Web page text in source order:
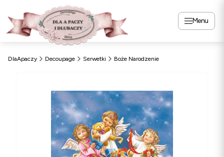
Menu
DlaApaczy Decoupage Serwetki Boże Narodzenie